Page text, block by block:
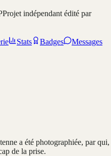
Projet indépendant édité par
Stats Badges
Messages
a été photographiée, par qui,
de la prise.